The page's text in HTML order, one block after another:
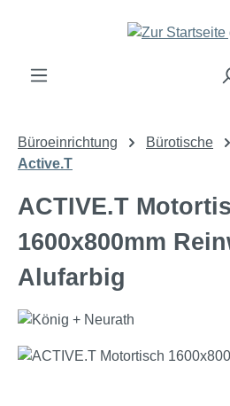
Zum Hauptinhalt springen
Büroeinrichtung Bürotische
Active.T
ACTIVE.T
1600x800mm
Alufarbig
Bildergalerie überspringen